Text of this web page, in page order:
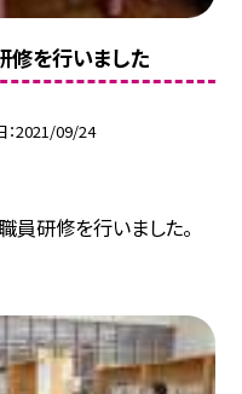
修を行いました
2021/09/24
員研修を行いました。